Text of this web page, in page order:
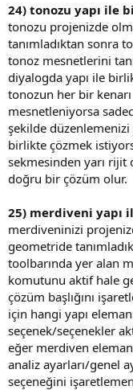
24) tonozu yapı ile
tonozu projenizde
tanımladıktan sonra
tonoz mesnetlerini
diyalogda yapı ile
tonozun her bir
mesnetleniyorsa
şekilde düzenlemenizi
birlikte çözmek
sekmesinden yarı
doğru bir çözüm olur.
25) merdiveni yapı
merdiveninizi
geometride
toolbarında yer alan
komutunu aktif hale
çözüm başlığını
için hangi yapı
seçenek/seçenekler
eğer merdiven
analiz ayarları/genel
seçeneğini